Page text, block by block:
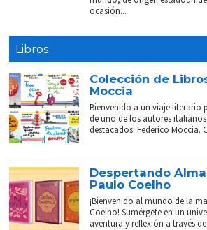
ocasión...
Libros
Colección de
Moccia
Bienvenido a un viaje literario
de uno de los autores
destacados: Federico Moccia.
Despertando
Paulo Coelho
¡Bienvenido al mundo de la
Coelho! Sumérgete en un
aventura y reflexión a través